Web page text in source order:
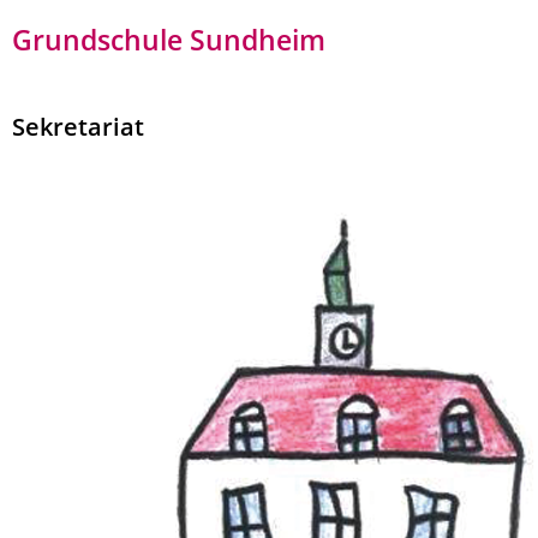
Grundschule Sundheim
Sekretariat